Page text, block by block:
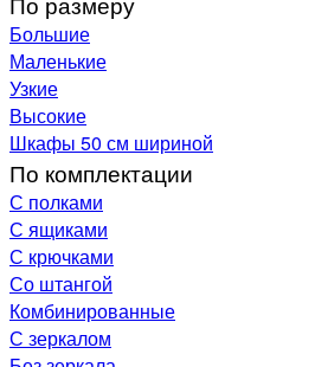
Большие
Маленькие
Узкие
Высокие
Шкафы 50 см шириной
По комплектации
С полками
С ящиками
С крючками
Со штангой
Комбинированные
С зеркалом